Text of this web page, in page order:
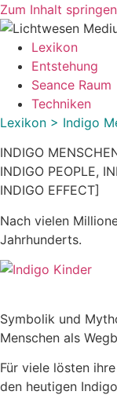
Zum Inhalt springen
Lexikon
Entstehung
Seance Raum
Techniken
Lexikon > Indigo
INDIGO
INDIGO PEOPLE,
INDIGO EFFECT]
Nach vielen
Jahrhunderts.
Symbolik und
Menschen als
Für viele lösten
den heutigen